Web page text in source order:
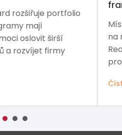
Místo masového delivery
na ruční výrobu a pece na
Real Pizza Company nabízí
pro budování značky na